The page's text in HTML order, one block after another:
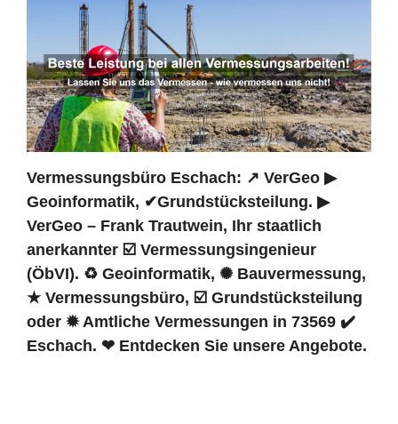
Vermessungsbüro Eschach: ↗️ VerGeo ▶︎
Geoinformatik, ✔Grundstücksteilung. ▶︎
VerGeo – Frank Trautwein, Ihr staatlich
anerkannter ☑️ Vermessungsingenieur
(ÖbVI). ♻ Geoinformatik, ✺ Bauvermessung,
★ Vermessungsbüro, ☑️ Grundstücksteilung
oder ✹ Amtliche Vermessungen in 73569 ✔️
Eschach. ❤ Entdecken Sie unsere Angebote.